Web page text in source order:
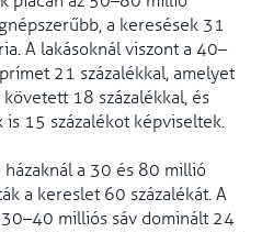
a keresések 31
A lakásoknál viszont a 40–
21 százalékkal, amelyet
18 százalékkal, és
15 százalékot képviseltek.
a 30 és 80 millió
a kereslet 60 százalékát. A
milliós sáv dominált 24